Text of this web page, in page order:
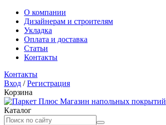
О компании
Дизайнерам и строителям
Укладка
Оплата и доставка
Статьи
Контакты
Контакты
Вход /Регистрация
Корзина
Магазин напольных покрытий
Каталог